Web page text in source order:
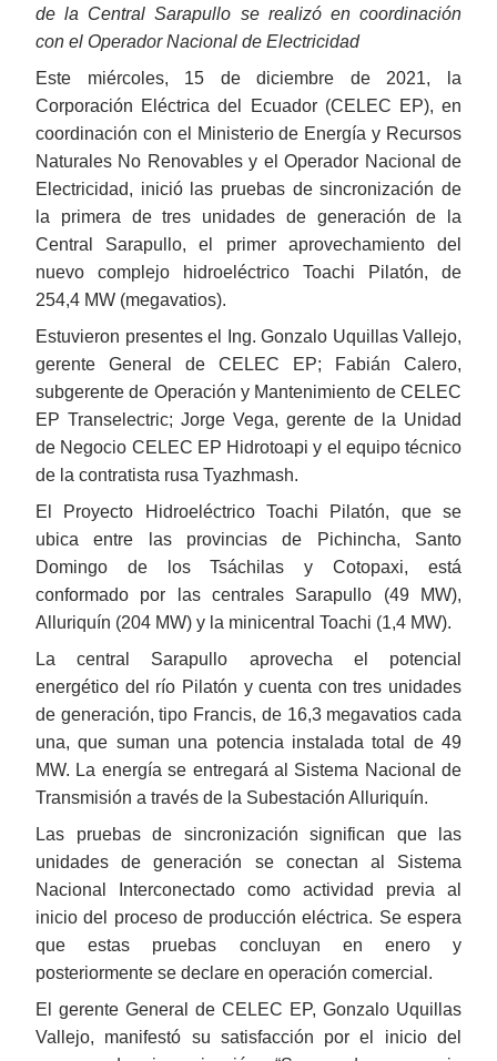
de la Central Sarapullo se realizó en coordinación
con el Operador Nacional de Electricidad
Este miércoles, 15 de diciembre de 2021, la
Corporación Eléctrica del Ecuador (CELEC EP), en
coordinación con el Ministerio de Energía y Recursos
Naturales No Renovables y el Operador Nacional de
Electricidad, inició las pruebas de sincronización de
la primera de tres unidades de generación de la
Central Sarapullo, el primer aprovechamiento del
nuevo complejo hidroeléctrico Toachi Pilatón, de
254,4 MW (megavatios).
Estuvieron presentes el Ing. Gonzalo Uquillas Vallejo,
gerente General de CELEC EP; Fabián Calero,
subgerente de Operación y Mantenimiento de CELEC
EP Transelectric; Jorge Vega, gerente de la Unidad
de Negocio CELEC EP Hidrotoapi y el equipo técnico
de la contratista rusa Tyazhmash.
El Proyecto Hidroeléctrico Toachi Pilatón, que se
ubica entre las provincias de Pichincha, Santo
Domingo de los Tsáchilas y Cotopaxi, está
conformado por las centrales Sarapullo (49 MW),
Alluriquín (204 MW) y la minicentral Toachi (1,4 MW).
La central Sarapullo aprovecha el potencial
energético del río Pilatón y cuenta con tres unidades
de generación, tipo Francis, de 16,3 megavatios cada
una, que suman una potencia instalada total de 49
MW. La energía se entregará al Sistema Nacional de
Transmisión a través de la Subestación Alluriquín.
Las pruebas de sincronización significan que las
unidades de generación se conectan al Sistema
Nacional Interconectado como actividad previa al
inicio del proceso de producción eléctrica. Se espera
que estas pruebas concluyan en enero y
posteriormente se declare en operación comercial.
El gerente General de CELEC EP, Gonzalo Uquillas
Vallejo, manifestó su satisfacción por el inicio del